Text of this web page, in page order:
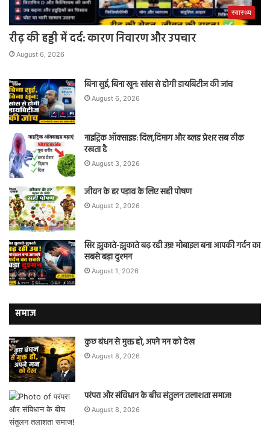
स्वास्थ्य
रीढ़ की हड्डी में दर्द: कारण निवारण और उपचार
August 6, 2026
बिना सुई, बिना खून: सांस से होगी डायबिटीज की जांच
August 6, 2026
नाइट्रिक ऑक्साइड: दिल,दिमाग और ब्लड प्रेशर सब ठीक
रखता है
August 3, 2026
जीवन के हर पड़ाव के लिए सही पोषण
August 2, 2026
सिर झुकाते-झुकाते बढ़ रही उम्र! मोबाइल बना आपकी गर्दन का
सबसे बड़ा दुश्मन
August 1, 2026
समाज
कुछ बंधन से मुक्त हो, अपने मन को देख
August 8, 2026
परंपरा और संविधान के बीच संतुलन तलाशता समाज!
August 8, 2026